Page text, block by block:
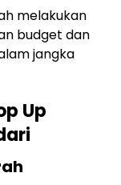
melakukan
budget dan
jangka
Up